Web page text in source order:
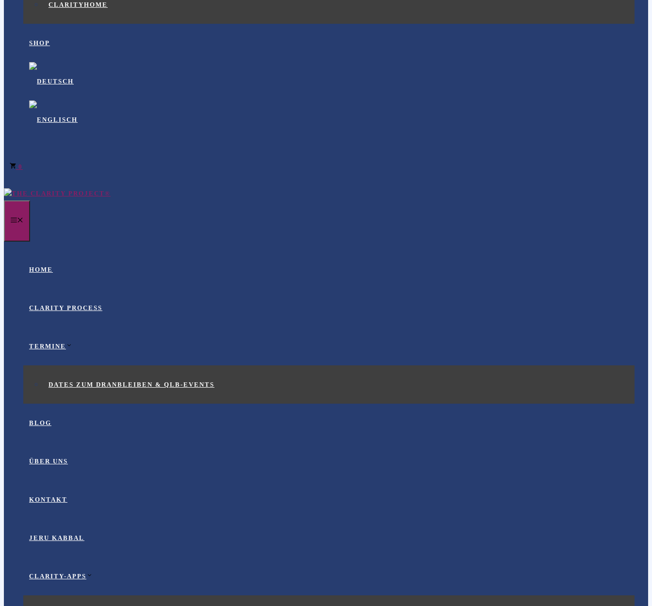
CLARITYHOME
SHOP
0
HOME
CLARITY PROCESS
TERMINE
DATES ZUM DRANBLEIBEN & QLB-EVENTS
BLOG
ÜBER UNS
KONTAKT
JERU KABBAL
CLARITY-APPS